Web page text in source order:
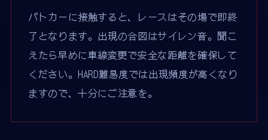
パトカーに接触すると、レースはその場で即終
了となります。出現の合図はサイレン音。聞こ
えたら早めに車線変更で安全な距離を確保して
ください。HARD難易度では出現頻度が高くなり
ますので、十分にご注意を。